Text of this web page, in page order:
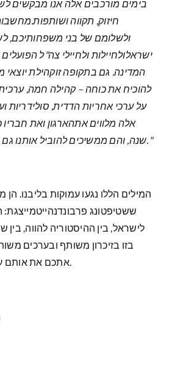
חיזוק, תקווה
ולשלומם של בני משפחותיכם,
ישראלולחיילות ולחיילי צה"ל
המדינה. גם בתקופה זוקהילת
להוכיח את כוחה – קהילה חמה,
על ערכי אחריות הדדית, סולידריות
אלה מלווים אתהארגון ואת
שנה, והם ממשיכים להוביל אותנו גם בימיםמאתגרים אלה."
המילים הללו נגעו עמוקות בליבנו.
ששטיפטונג פרבונדנהייטמייצגת:
לישראל, בין ההיסטוריה להווה, בין
בזו בזיכרון משותף ובערכים
אתכם את אותם ערכים ואותהמחויבות.